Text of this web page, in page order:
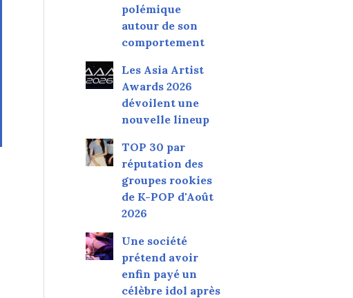
polémique
autour de son
comportement
Les Asia Artist
Awards 2026
dévoilent une
nouvelle lineup
TOP 30 par
réputation des
groupes rookies
de K-POP d'Août
2026
Une société
prétend avoir
enfin payé un
célèbre idol après